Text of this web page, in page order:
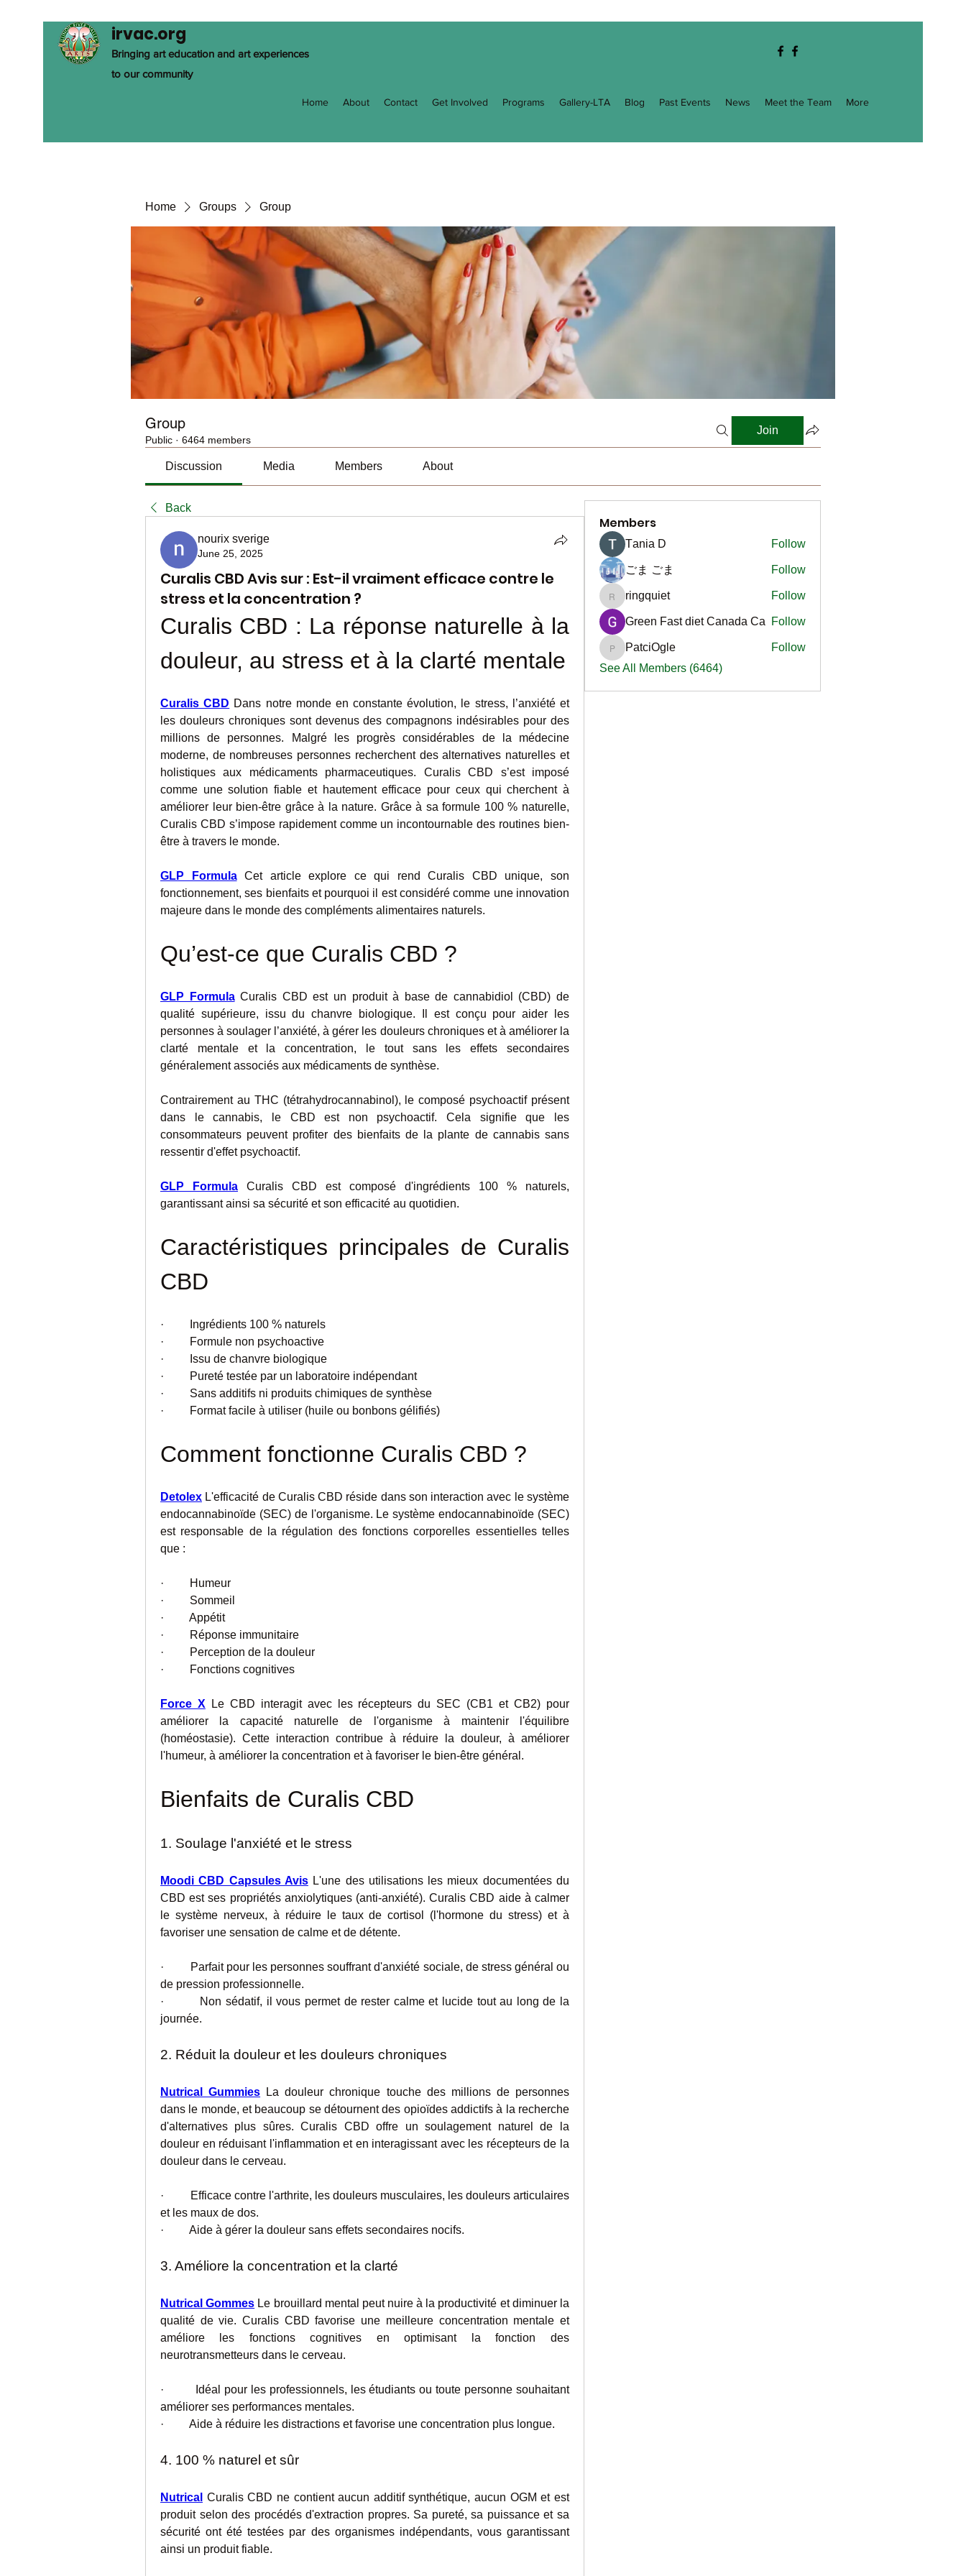
irvac.org
Bringing art education and art experiences
to our community
Home About Contact Get Involved Programs Gallery-LTA Blog Past Events News Meet the Team More
Home Groups Group
Group
Public · 6464 members
Join
Discussion Media Members About
Back
nourix sverige
June 25, 2025
Curalis CBD Avis sur : Est-il vraiment efficace contre le
stress et la concentration ?
Curalis CBD : La réponse naturelle à la
douleur, au stress et à la clarté mentale
Curalis CBD Dans notre monde en constante évolution, le stress, l’anxiété et
les douleurs chroniques sont devenus des compagnons indésirables pour des
millions de personnes. Malgré les progrès considérables de la médecine
moderne, de nombreuses personnes recherchent des alternatives naturelles et
holistiques aux médicaments pharmaceutiques. Curalis CBD s’est imposé
comme une solution fiable et hautement efficace pour ceux qui cherchent à
améliorer leur bien-être grâce à la nature. Grâce à sa formule 100 % naturelle,
Curalis CBD s’impose rapidement comme un incontournable des routines bien-
être à travers le monde.
GLP Formula Cet article explore ce qui rend Curalis CBD unique, son
fonctionnement, ses bienfaits et pourquoi il est considéré comme une innovation
majeure dans le monde des compléments alimentaires naturels.
Qu’est-ce que Curalis CBD ?
GLP Formula Curalis CBD est un produit à base de cannabidiol (CBD) de
qualité supérieure, issu du chanvre biologique. Il est conçu pour aider les
personnes à soulager l’anxiété, à gérer les douleurs chroniques et à améliorer la
clarté mentale et la concentration, le tout sans les effets secondaires
généralement associés aux médicaments de synthèse.
Contrairement au THC (tétrahydrocannabinol), le composé psychoactif présent
dans le cannabis, le CBD est non psychoactif. Cela signifie que les
consommateurs peuvent profiter des bienfaits de la plante de cannabis sans
ressentir d'effet psychoactif.
GLP Formula Curalis CBD est composé d'ingrédients 100 % naturels,
garantissant ainsi sa sécurité et son efficacité au quotidien.
Caractéristiques principales de Curalis
CBD
·         Ingrédients 100 % naturels
·         Formule non psychoactive
·         Issu de chanvre biologique
·         Pureté testée par un laboratoire indépendant
·         Sans additifs ni produits chimiques de synthèse
·         Format facile à utiliser (huile ou bonbons gélifiés)
Comment fonctionne Curalis CBD ?
Detolex L'efficacité de Curalis CBD réside dans son interaction avec le système
endocannabinoïde (SEC) de l'organisme. Le système endocannabinoïde (SEC)
est responsable de la régulation des fonctions corporelles essentielles telles
que :
·         Humeur
·         Sommeil
·         Appétit
·         Réponse immunitaire
·         Perception de la douleur
·         Fonctions cognitives
Force X Le CBD interagit avec les récepteurs du SEC (CB1 et CB2) pour
améliorer la capacité naturelle de l'organisme à maintenir l'équilibre
(homéostasie). Cette interaction contribue à réduire la douleur, à améliorer
l'humeur, à améliorer la concentration et à favoriser le bien-être général.
Bienfaits de Curalis CBD
1. Soulage l'anxiété et le stress
Moodi CBD Capsules Avis L'une des utilisations les mieux documentées du
CBD est ses propriétés anxiolytiques (anti-anxiété). Curalis CBD aide à calmer
le système nerveux, à réduire le taux de cortisol (l'hormone du stress) et à
favoriser une sensation de calme et de détente.
·         Parfait pour les personnes souffrant d'anxiété sociale, de stress général ou
de pression professionnelle.
·         Non sédatif, il vous permet de rester calme et lucide tout au long de la
journée.
2. Réduit la douleur et les douleurs chroniques
Nutrical Gummies La douleur chronique touche des millions de personnes
dans le monde, et beaucoup se détournent des opioïdes addictifs à la recherche
d'alternatives plus sûres. Curalis CBD offre un soulagement naturel de la
douleur en réduisant l'inflammation et en interagissant avec les récepteurs de la
douleur dans le cerveau.
·         Efficace contre l'arthrite, les douleurs musculaires, les douleurs articulaires
et les maux de dos.
·         Aide à gérer la douleur sans effets secondaires nocifs.
3. Améliore la concentration et la clarté
Nutrical Gommes Le brouillard mental peut nuire à la productivité et diminuer la
qualité de vie. Curalis CBD favorise une meilleure concentration mentale et
améliore les fonctions cognitives en optimisant la fonction des
neurotransmetteurs dans le cerveau.
·         Idéal pour les professionnels, les étudiants ou toute personne souhaitant
améliorer ses performances mentales.
·         Aide à réduire les distractions et favorise une concentration plus longue.
4. 100 % naturel et sûr
Nutrical Curalis CBD ne contient aucun additif synthétique, aucun OGM et est
produit selon des procédés d'extraction propres. Sa pureté, sa puissance et sa
sécurité ont été testées par des organismes indépendants, vous garantissant
ainsi un produit fiable.
Members
Тania D Follow
ごま ごま Follow
ringquiet
ringquiet Follow
Green Fast diet Canada Ca Follow
PatciOgle
PatciOgle
Follow
See All Members (6464)